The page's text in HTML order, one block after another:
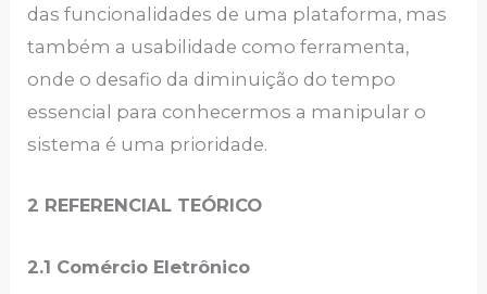
das funcionalidades de uma plataforma, mas
também a usabilidade como ferramenta,
onde o desafio da diminuição do tempo
essencial para conhecermos a manipular o
sistema é uma prioridade.
2 REFERENCIAL TEÓRICO
2.1 Comércio Eletrônico